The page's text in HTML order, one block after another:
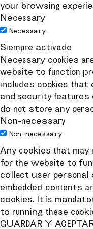
your browsing
Necessary
Necessary
Siempre activado
Necessary cookies
website to function
includes cookies that
and security features
do not store any
Non-necessary
Non-necessary
Any cookies that
for the website to
collect user personal
embedded contents
cookies. It is
to running these
GUARDAR Y